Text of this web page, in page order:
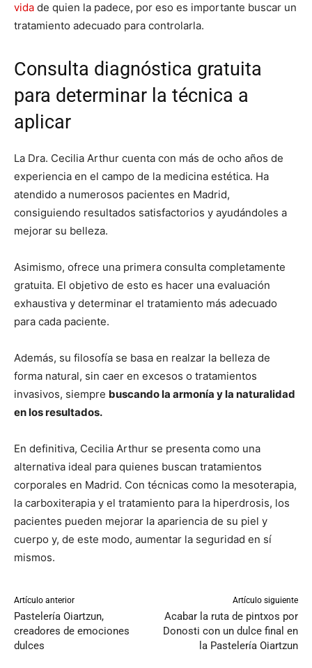
vida de quien la padece, por eso es importante buscar un
tratamiento adecuado para controlarla.
Consulta diagnóstica gratuita
para determinar la técnica a
aplicar
La Dra. Cecilia Arthur cuenta con más de ocho años de
experiencia en el campo de la medicina estética. Ha
atendido a numerosos pacientes en Madrid,
consiguiendo resultados satisfactorios y ayudándoles a
mejorar su belleza.
Asimismo, ofrece una primera consulta completamente
gratuita. El objetivo de esto es hacer una evaluación
exhaustiva y determinar el tratamiento más adecuado
para cada paciente.
Además, su filosofía se basa en realzar la belleza de
forma natural, sin caer en excesos o tratamientos
invasivos, siempre buscando la armonía y la naturalidad
en los resultados.
En definitiva, Cecilia Arthur se presenta como una
alternativa ideal para quienes buscan tratamientos
corporales en Madrid. Con técnicas como la mesoterapia,
la carboxiterapia y el tratamiento para la hiperdrosis, los
pacientes pueden mejorar la apariencia de su piel y
cuerpo y, de este modo, aumentar la seguridad en sí
mismos.
Artículo anterior
Pastelería Oiartzun,
creadores de emociones
dulces
Artículo siguiente
Acabar la ruta de pintxos por
Donosti con un dulce final en
la Pastelería Oiartzun